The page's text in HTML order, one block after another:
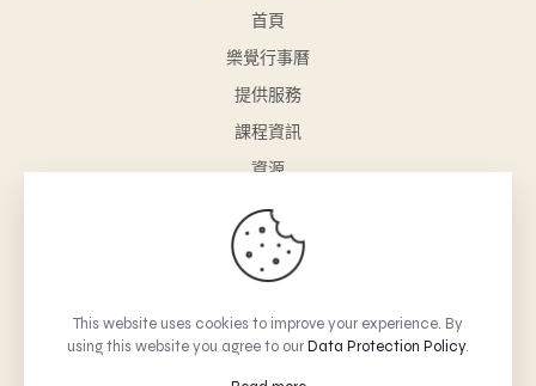
首頁
樂覺行事曆
提供服務
課程資訊
資源
樂覺小舖
聯絡我們
購物車
This website uses cookies to improve your experience. By
using this website you agree to ourData Protection Policy.